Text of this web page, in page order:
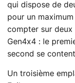
qui dispose de
pour un
compter sur deux
Gen4x4 : le
second se
Un troisième